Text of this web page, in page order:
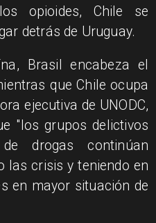
opioides, Chile se
detrás de Uruguay.
Brasil encabeza el
que Chile ocupa
ejecutiva de UNODC,
"los grupos delictivos
drogas continúan
las crisis y teniendo en
en mayor situación de